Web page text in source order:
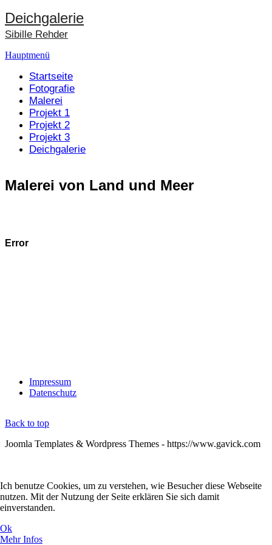
Deichgalerie
Sibille Rehder
Hauptmenü
Startseite
Fotografie
Malerei
Projekt 1
Projekt 2
Projekt 3
Deichgalerie
Malerei von Land und Meer
Error
Impressum
Datenschutz
Back to top
Joomla Templates & Wordpress Themes - https://www.gavick.com
Ich benutze Cookies, um zu verstehen, wie Besucher diese Webseite
nutzen. Mit der Nutzung der Seite erklären Sie sich damit
einverstanden.
Ok
Mehr Infos